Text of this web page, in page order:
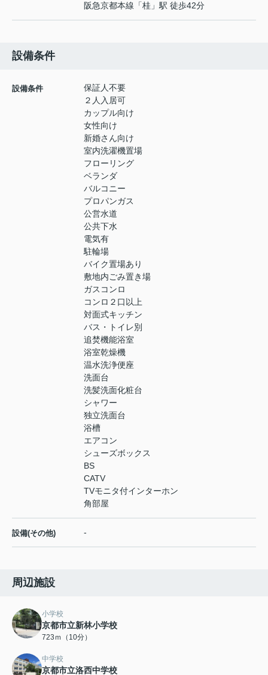
阪急京都本線 「桂 」駅 徒歩42分
設備条件
設備条件
保証人不要
２人入居可
カップル向け
女性向け
新婚さん向け
室内洗濯機置場
フローリング
ベランダ
バルコニー
プロパンガス
公営水道
公共下水
電気有
駐輪場
バイク置場あり
敷地内ごみ置き場
ガスコンロ
コンロ２口以上
対面式キッチン
バス・トイレ別
追焚機能浴室
浴室乾燥機
温水洗浄便座
洗面台
洗髪洗面化粧台
シャワー
独立洗面台
浴槽
エアコン
シューズボックス
BS
CATV
TVモニタ付インターホン
角部屋
設備(その他) -
周辺施設
小学校
京都市立新林小学校
723ｍ（10分）
中学校
京都市立洛西中学校